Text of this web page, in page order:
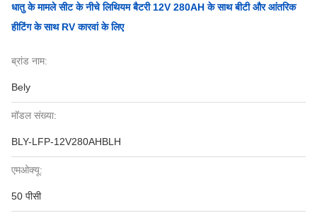
धातु के मामले सीट के नीचे लिथियम बैटरी 12V 280AH के साथ बीटी और आंतरिक
हीटिंग के साथ RV कारवां के लिए
ब्रांड नाम:
Bely
मॉडल संख्या:
BLY-LFP-12V280AHBLH
एमओक्यू:
50 पीसी